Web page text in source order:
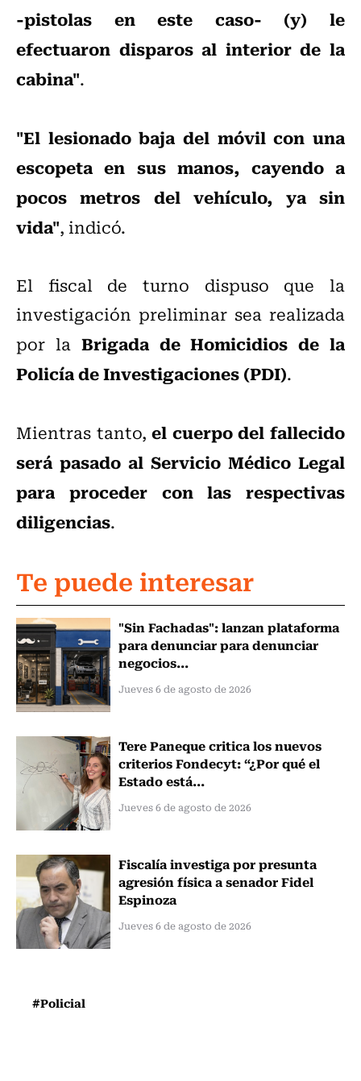
-pistolas en este caso- (y) le
efectuaron disparos al interior de la
cabina".
"El lesionado baja del móvil con una
escopeta en sus manos, cayendo a
pocos metros del vehículo, ya sin
vida", indicó.
El fiscal de turno dispuso que la
investigación preliminar sea realizada
por la Brigada de Homicidios de la
Policía de Investigaciones (PDI).
Mientras tanto,el cuerpo del fallecido
será pasado al Servicio Médico Legal
para proceder con las respectivas
diligencias.
Te puede interesar
"Sin Fachadas": lanzan plataforma
para denunciar para denunciar
negocios...
Jueves 6 de agosto de 2026
Tere Paneque critica los nuevos
criterios Fondecyt: “¿Por qué el
Estado está...
Jueves 6 de agosto de 2026
Fiscalía investiga por presunta
agresión física a senador Fidel
Espinoza
Jueves 6 de agosto de 2026
#Policial